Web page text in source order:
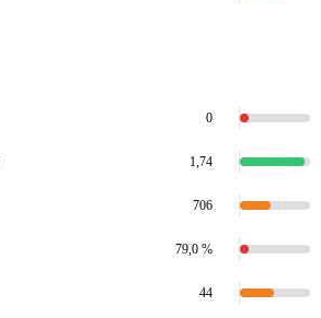
0
1,74
706
79,0 %
44